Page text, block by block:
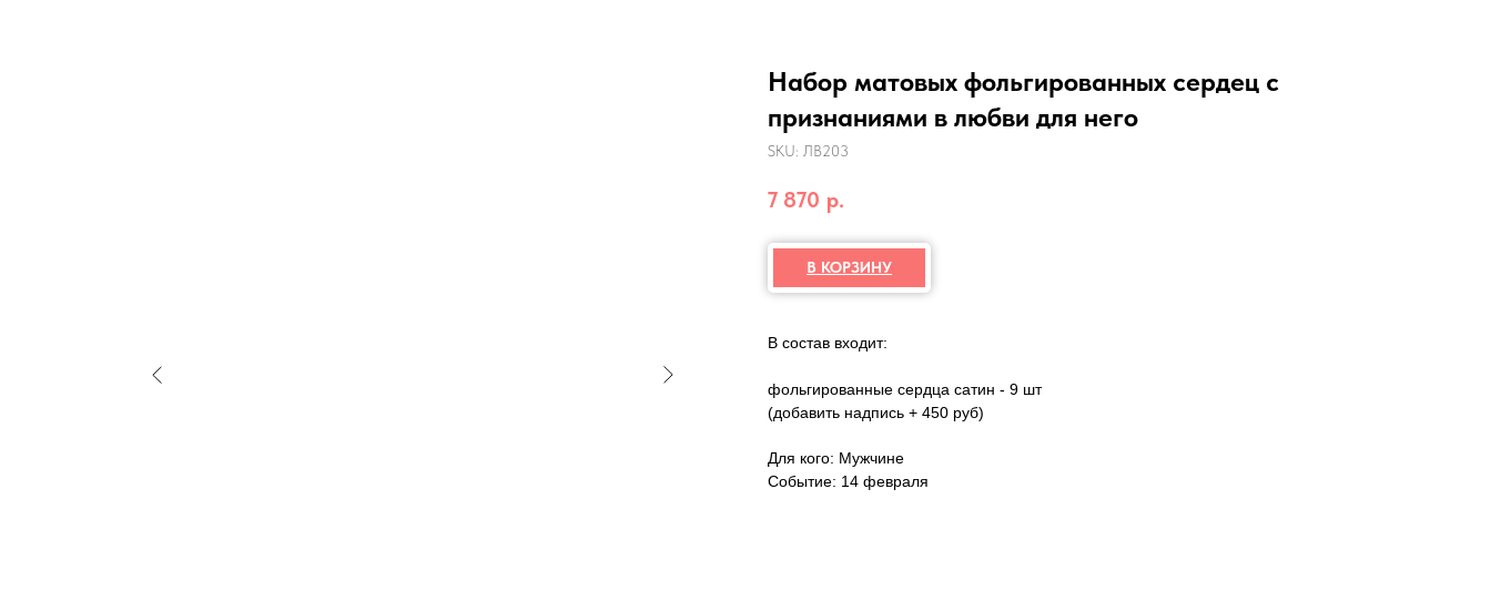
Набор матовых фольгированных сердец с
признаниями в любви для него
SKU: ЛВ203
7 870 р.
В КОРЗИНУ
В состав входит:
фольгированные сердца сатин - 9 шт
(добавить надпись + 450 руб)
Для кого: Мужчине
Событие: 14 февраля